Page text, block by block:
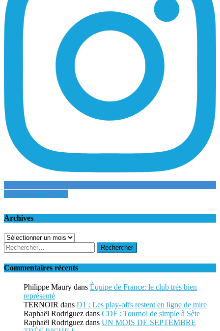
Suivre sur Instagram
Archives
Archives
Rechercher :
Commentaires récents
Philippe Maury dans Équipe de France: le club très bien
représenté
TERNOIR dans D1 : Les play-offs restent en ligne de mire
Raphaël Rodriguez dans CDF : Tournoi de simple à Sète
Raphaël Rodriguez dans UN MOIS DE SEPTEMBRE